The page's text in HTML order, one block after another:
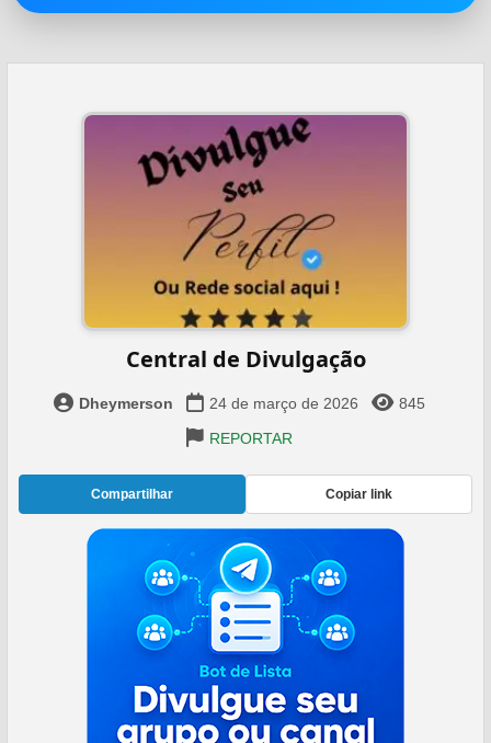
Central de Divulgação
Dheymerson 24 de março de 2026
845
REPORTAR
Compartilhar Copiar link